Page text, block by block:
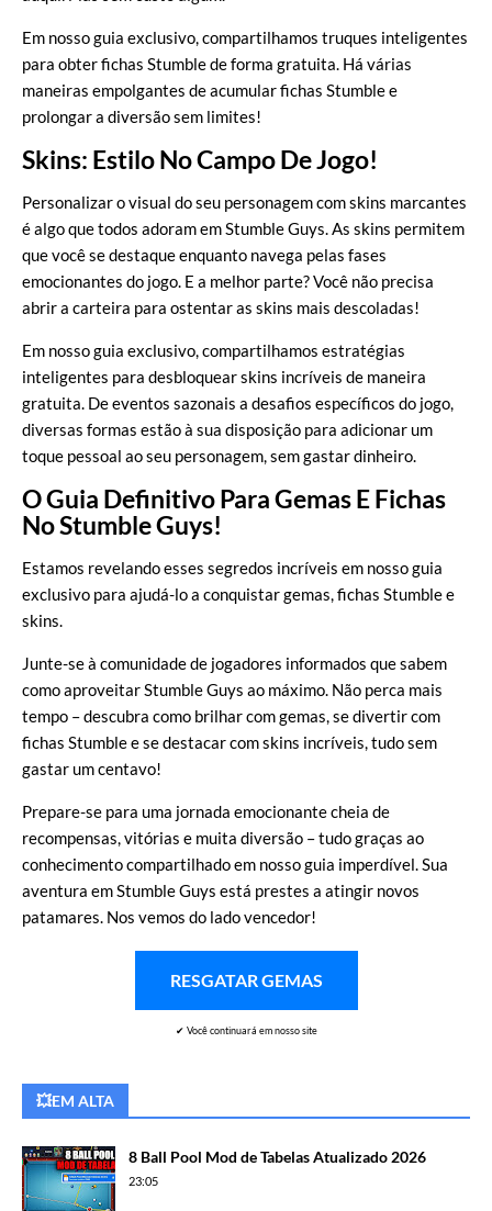
Em nosso guia exclusivo, compartilhamos truques inteligentes
para obter fichas Stumble de forma gratuita. Há várias
maneiras empolgantes de acumular fichas Stumble e
prolongar a diversão sem limites!
Skins: Estilo No Campo De Jogo!
Personalizar o visual do seu personagem com skins marcantes
é algo que todos adoram em Stumble Guys. As skins permitem
que você se destaque enquanto navega pelas fases
emocionantes do jogo. E a melhor parte? Você não precisa
abrir a carteira para ostentar as skins mais descoladas!
Em nosso guia exclusivo, compartilhamos estratégias
inteligentes para desbloquear skins incríveis de maneira
gratuita. De eventos sazonais a desafios específicos do jogo,
diversas formas estão à sua disposição para adicionar um
toque pessoal ao seu personagem, sem gastar dinheiro.
O Guia Definitivo Para Gemas E Fichas
No Stumble Guys!
Estamos revelando esses segredos incríveis em nosso guia
exclusivo para ajudá-lo a conquistar gemas, fichas Stumble e
skins.
Junte-se à comunidade de jogadores informados que sabem
como aproveitar Stumble Guys ao máximo. Não perca mais
tempo – descubra como brilhar com gemas, se divertir com
fichas Stumble e se destacar com skins incríveis, tudo sem
gastar um centavo!
Prepare-se para uma jornada emocionante cheia de
recompensas, vitórias e muita diversão – tudo graças ao
conhecimento compartilhado em nosso guia imperdível. Sua
aventura em Stumble Guys está prestes a atingir novos
patamares. Nos vemos do lado vencedor!
RESGATAR GEMAS
✔ Você continuará em nosso site
💥EM ALTA
8 Ball Pool Mod de Tabelas Atualizado 2026
23:05